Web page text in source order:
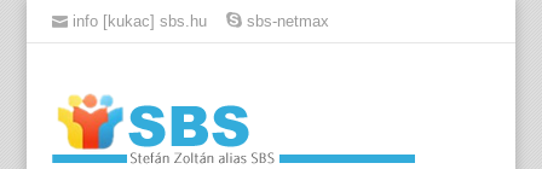
info [kukac] sbs.hu sbs-netmax